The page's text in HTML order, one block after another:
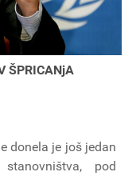
ŠPRICANjA
donela je još jedan
pod